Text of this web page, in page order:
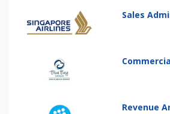
Sales
Revenue